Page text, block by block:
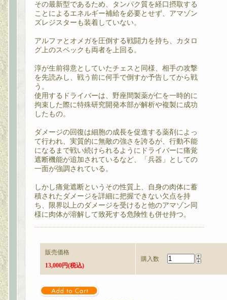
その最新型であるため、タンパク質を経口摂取する
ことによるエネルギー補給を必要とせず、アマゾン
ズレジスターも装着していない。
アルファとオメガを圧倒する戦闘力を持ち、カタロ
グ上のスペックも両者を上回る。
淳が生前得意としていたチェスと同様、相手の攻撃
を先読みし、戦う前に何手で倒すか予告してから戦
う。
使用するドライバーは、野座間製薬が仁を一時的に
拘束した際に特殊研究開発本部が解析や複製に成功
したもの。
ダメージの回復は細胞の成長を促進する薬剤によっ
て行われ、実質的に無敵の強さを誇るが、行動不能
になるまで戦い続けられるようにドライバーに痛覚
遮断機能が追加されているなど、「兵器」としての
一面が強調されている。
しかし痛覚遮断というその性質上、自身の肉体に蓄
積されたダメージを詳細に把握できない欠点を持
ち、限界以上のダメージを受けると他のアマゾン同
様に肉体が溶解して致死する危険性も併せ持つ。
販売価格
13,000円(税込)
購入数